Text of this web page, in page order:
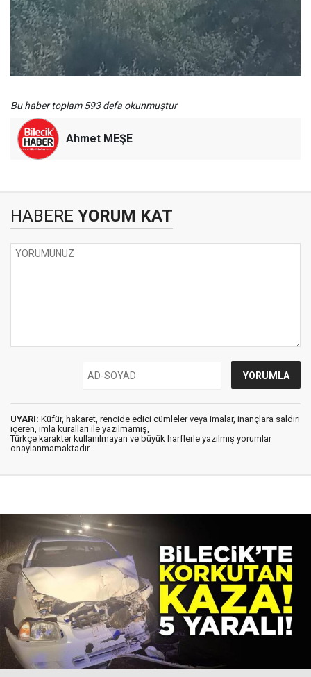
Bu haber toplam 593 defa okunmuştur
Ahmet MEŞE
HABERE YORUM KAT
UYARI: Küfür, hakaret, rencide edici cümleler veya imalar, inançlara saldırı
içeren, imla kuralları ile yazılmamış,
Türkçe karakter kullanılmayan ve büyük harflerle yazılmış yorumlar
onaylanmamaktadır.